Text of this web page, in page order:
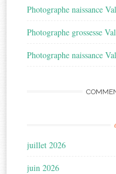
Photographe naissance
Photographe grossesse
Photographe naissance
juillet 2026
juin 2026